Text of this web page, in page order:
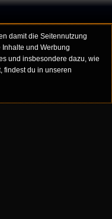
damit die Seitennutzung
und Werbung
und insbesondere dazu, wie
findest du in unseren